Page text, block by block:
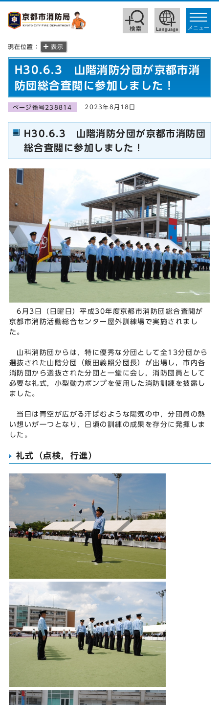
toggle
メニュー
現在位置： 表示
H30.6.3 山階消防分団が京都市消
防団総合査閲に参加しました！
ページ番号238814 2023年8月18日
H30.6.3 山階消防分団が京都市消防団
総合査閲に参加しました！
6月3日（日曜日）平成30年度京都市消防団総合査閲が
京都市消防活動総合センター屋外訓練場で実施されまし
た。
山科消防団からは，特に優秀な分団として全13分団から
選抜された山階分団（飯田義照分団長）が出場し，市内各
消防団から選抜された分団と一堂に会し，消防団員として
必要な礼式，小型動力ポンプを使用した消防訓練を披露し
ました。
当日は青空が広がる汗ばむような陽気の中，分団員の熱
い想いが一つとなり，日頃の訓練の成果を存分に発揮しま
した。
礼式（点検，行進）